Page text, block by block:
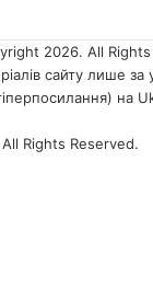
2026. All Rights
сайту лише
на
Rights Reserved.